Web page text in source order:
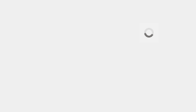
Loading…